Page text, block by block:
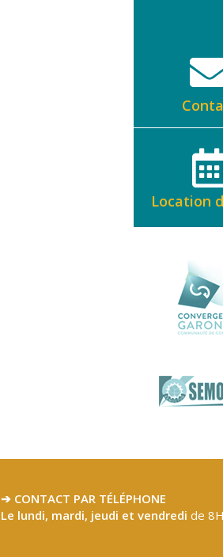
Location
➔ CONTACT PAR TÉLÉPHONE
Le lundi, mardi, jeudi et vendredi de